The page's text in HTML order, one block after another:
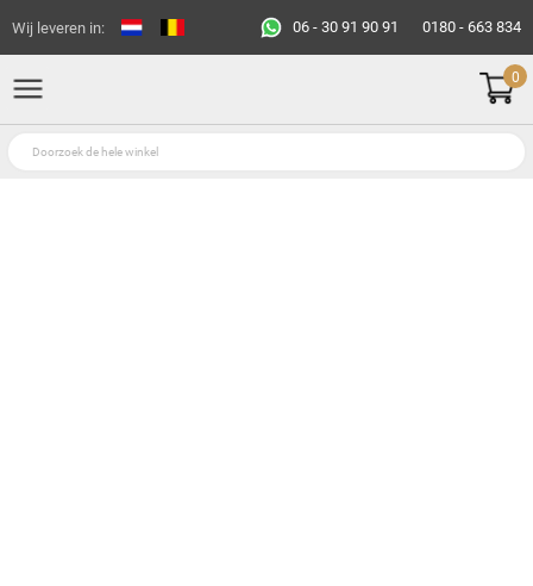
Wij leveren in: 06 - 30 91 90 91 0180 - 663 834
0